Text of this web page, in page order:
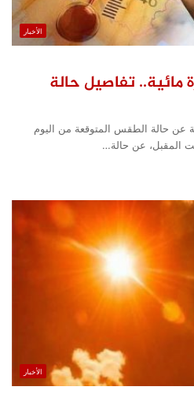
الأخبار
مائية.. تفاصيل حالة
عن حالة الطقس المتوقعة من اليوم
الأخبار